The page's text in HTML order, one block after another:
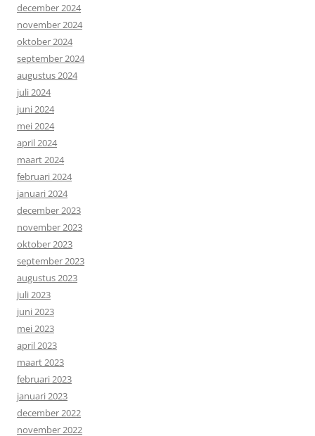
december 2024
november 2024
oktober 2024
september 2024
augustus 2024
juli 2024
juni 2024
mei 2024
april 2024
maart 2024
februari 2024
januari 2024
december 2023
november 2023
oktober 2023
september 2023
augustus 2023
juli 2023
juni 2023
mei 2023
april 2023
maart 2023
februari 2023
januari 2023
december 2022
november 2022